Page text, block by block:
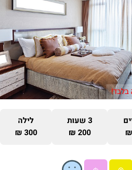
בלבד!
3 שעות
200 ₪
לילה
300 ₪